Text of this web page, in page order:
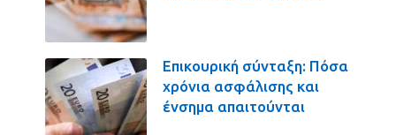
Επικουρική σύνταξη: Πόσα
χρόνια ασφάλισης και
ένσημα απαιτούνται